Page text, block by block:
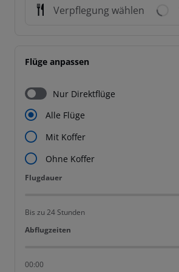
Verpflegung wählen
Flüge anpassen
Nur Direktflüge
Alle Flüge
Mit Koffer
Ohne Koffer
Flugdauer
Flugdauer
Bis zu 24 Stunden
Abflugzeiten
Abflugzeiten
00:00